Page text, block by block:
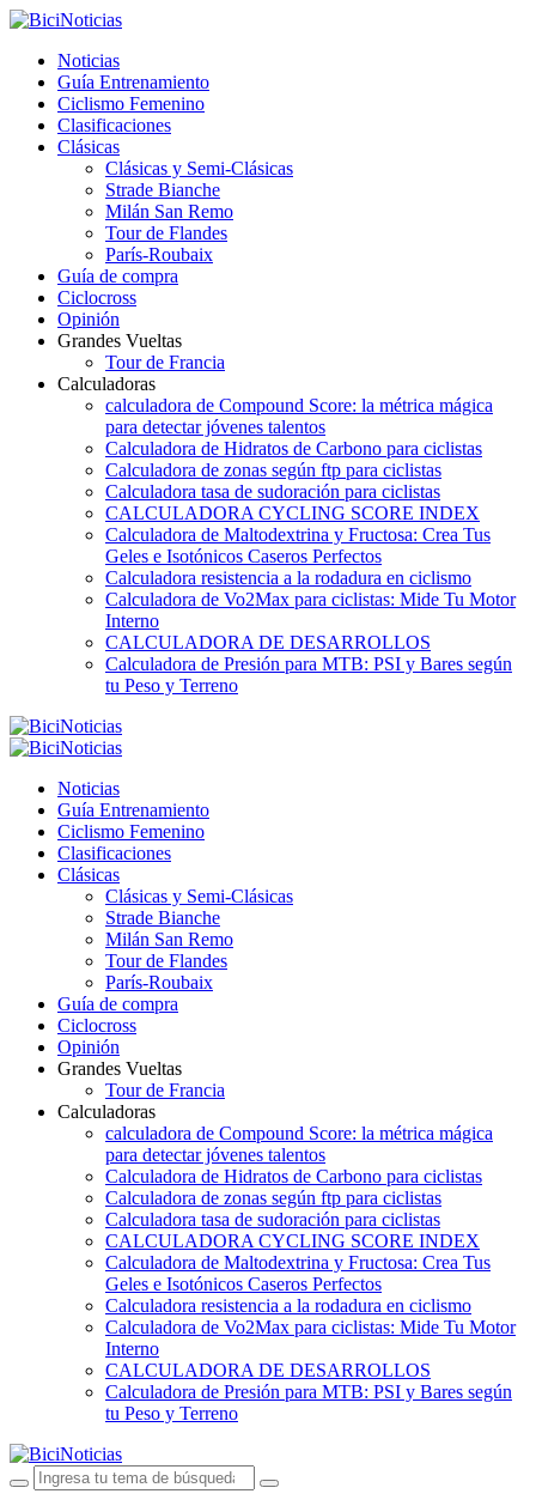
Noticias
Guía Entrenamiento
Ciclismo Femenino
Clasificaciones
Clásicas
Clásicas y Semi-Clásicas
Strade Bianche
Milán San Remo
Tour de Flandes
París-Roubaix
Guía de compra
Ciclocross
Opinión
Grandes Vueltas
Tour de Francia
Calculadoras
calculadora de Compound Score: la métrica mágica
para detectar jóvenes talentos
Calculadora de Hidratos de Carbono para ciclistas
Calculadora de zonas según ftp para ciclistas
Calculadora tasa de sudoración para ciclistas
CALCULADORA CYCLING SCORE INDEX
Calculadora de Maltodextrina y Fructosa: Crea Tus
Geles e Isotónicos Caseros Perfectos
Calculadora resistencia a la rodadura en ciclismo
Calculadora de Vo2Max para ciclistas: Mide Tu Motor
Interno
CALCULADORA DE DESARROLLOS
Calculadora de Presión para MTB: PSI y Bares según
tu Peso y Terreno
Noticias
Guía Entrenamiento
Ciclismo Femenino
Clasificaciones
Clásicas
Clásicas y Semi-Clásicas
Strade Bianche
Milán San Remo
Tour de Flandes
París-Roubaix
Guía de compra
Ciclocross
Opinión
Grandes Vueltas
Tour de Francia
Calculadoras
calculadora de Compound Score: la métrica mágica
para detectar jóvenes talentos
Calculadora de Hidratos de Carbono para ciclistas
Calculadora de zonas según ftp para ciclistas
Calculadora tasa de sudoración para ciclistas
CALCULADORA CYCLING SCORE INDEX
Calculadora de Maltodextrina y Fructosa: Crea Tus
Geles e Isotónicos Caseros Perfectos
Calculadora resistencia a la rodadura en ciclismo
Calculadora de Vo2Max para ciclistas: Mide Tu Motor
Interno
CALCULADORA DE DESARROLLOS
Calculadora de Presión para MTB: PSI y Bares según
tu Peso y Terreno